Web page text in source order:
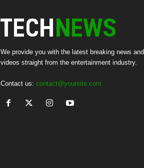
We provide you with the latest breaking news and
videos straight from the entertainment industry.
Contact us: contact@yoursite.com